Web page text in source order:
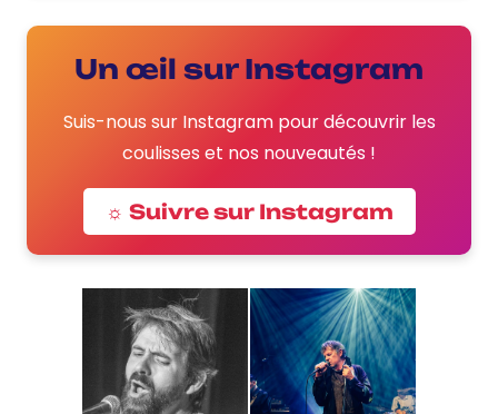
Un œil sur Instagram
Suis-nous sur Instagram pour découvrir les
coulisses et nos nouveautés !
☼ Suivre sur Instagram